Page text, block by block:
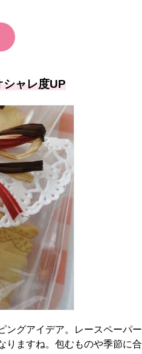
シャレ度UP
ングアイデア。レースペーパー
りますね。包むものや季節に合